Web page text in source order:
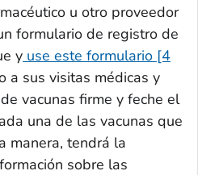
u otro proveedor
formulario de registro de
y use este formulario [4
a sus visitas médicas y
vacunas firme y feche el
una de las vacunas que
manera, tendrá la
sobre las